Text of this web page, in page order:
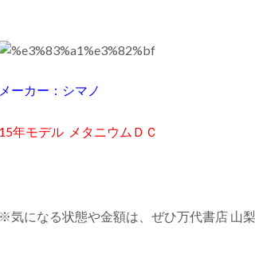
メーカー：シマノ
15年モデル メタニウムＤＣ
※気になる状態や金額は、ぜひ万代書店 山